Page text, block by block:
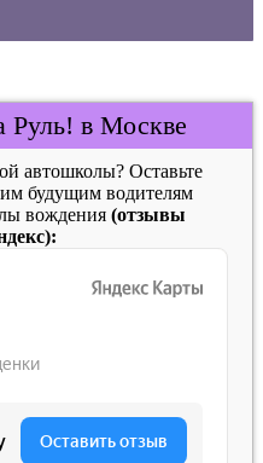
Руль! в Москве
автошколы? Оставьте
будущим водителям
вождения (отзывы